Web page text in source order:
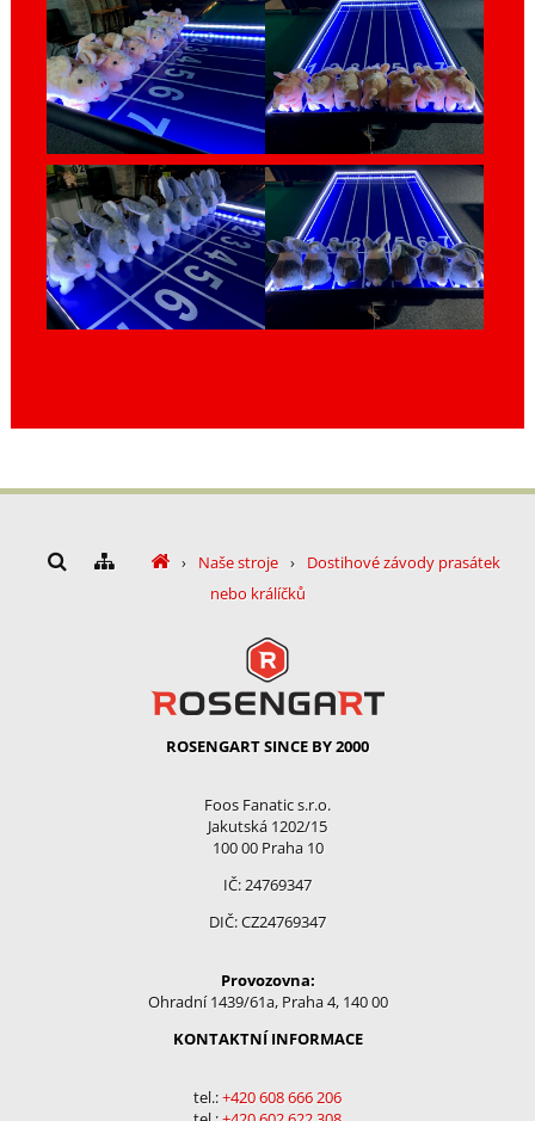
› Naše stroje ›
Dostihové závody prasátek
nebo králíčků
ROSENGART SINCE BY 2000
Foos Fanatic s.r.o.
Jakutská 1202/15
100 00 Praha 10
IČ: 24769347
DIČ: CZ24769347
Provozovna:
Ohradní 1439/61a, Praha 4, 140 00
KONTAKTNÍ INFORMACE
tel.:+420 608 666 206